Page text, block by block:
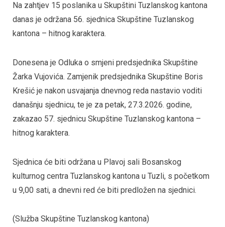
Na zahtjev 15 poslanika u Skupštini Tuzlanskog kantona
danas je održana 56. sjednica Skupštine Tuzlanskog
kantona – hitnog karaktera.
Donesena je Odluka o smjeni predsjednika Skupštine
Žarka Vujovića. Zamjenik predsjednika Skupštine Boris
Krešić je nakon usvajanja dnevnog reda nastavio voditi
današnju sjednicu, te je za petak, 27.3.2026. godine,
zakazao 57. sjednicu Skupštine Tuzlanskog kantona –
hitnog karaktera.
Sjednica će biti održana u Plavoj sali Bosanskog
kulturnog centra Tuzlanskog kantona u Tuzli, s početkom
u 9,00 sati, a dnevni red će biti predložen na sjednici.
(Služba Skupštine Tuzlanskog kantona)